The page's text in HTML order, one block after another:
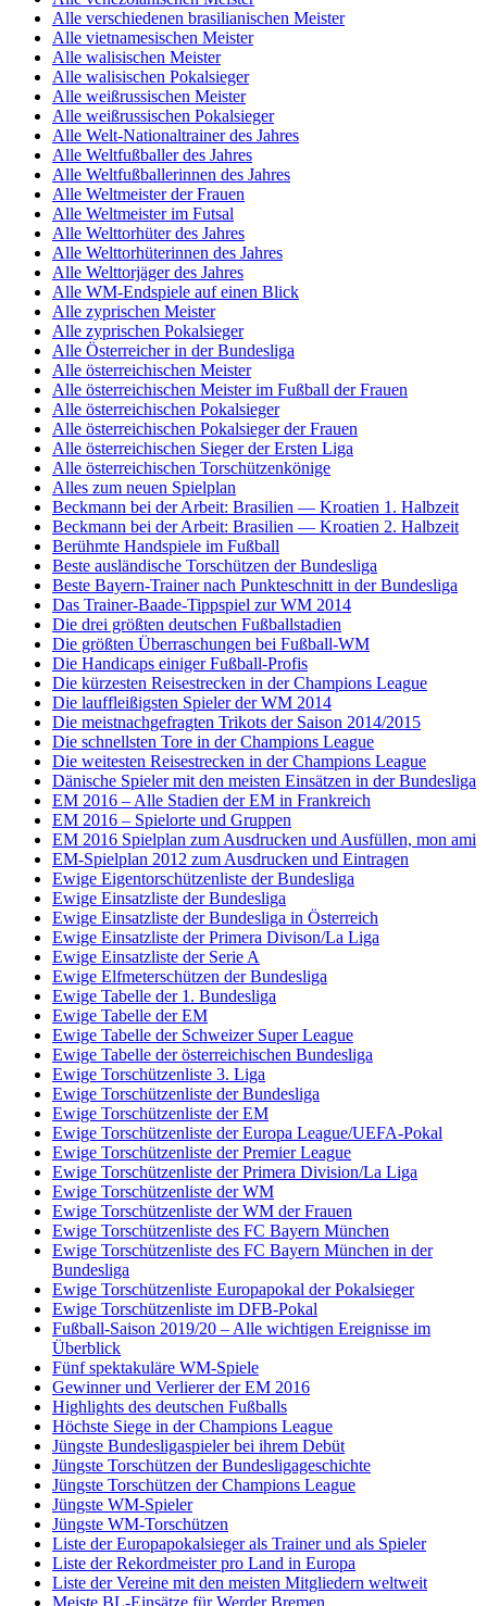
Alle verschiedenen brasilianischen Meister
Alle vietnamesischen Meister
Alle walisischen Meister
Alle walisischen Pokalsieger
Alle weißrussischen Meister
Alle weißrussischen Pokalsieger
Alle Welt-Nationaltrainer des Jahres
Alle Weltfußballer des Jahres
Alle Weltfußballerinnen des Jahres
Alle Weltmeister der Frauen
Alle Weltmeister im Futsal
Alle Welttorhüter des Jahres
Alle Welttorhüterinnen des Jahres
Alle Welttorjäger des Jahres
Alle WM-Endspiele auf einen Blick
Alle zyprischen Meister
Alle zyprischen Pokalsieger
Alle Österreicher in der Bundesliga
Alle österreichischen Meister
Alle österreichischen Meister im Fußball der Frauen
Alle österreichischen Pokalsieger
Alle österreichischen Pokalsieger der Frauen
Alle österreichischen Sieger der Ersten Liga
Alle österreichischen Torschützenkönige
Alles zum neuen Spielplan
Beckmann bei der Arbeit: Brasilien — Kroatien 1. Halbzeit
Beckmann bei der Arbeit: Brasilien — Kroatien 2. Halbzeit
Berühmte Handspiele im Fußball
Beste ausländische Torschützen der Bundesliga
Beste Bayern-Trainer nach Punkteschnitt in der Bundesliga
Das Trainer-Baade-Tippspiel zur WM 2014
Die drei größten deutschen Fußballstadien
Die größten Überraschungen bei Fußball-WM
Die Handicaps einiger Fußball-Profis
Die kürzesten Reisestrecken in der Champions League
Die lauffleißigsten Spieler der WM 2014
Die meistnachgefragten Trikots der Saison 2014/2015
Die schnellsten Tore in der Champions League
Die weitesten Reisestrecken in der Champions League
Dänische Spieler mit den meisten Einsätzen in der Bundesliga
EM 2016 – Alle Stadien der EM in Frankreich
EM 2016 – Spielorte und Gruppen
EM 2016 Spielplan zum Ausdrucken und Ausfüllen, mon ami
EM-Spielplan 2012 zum Ausdrucken und Eintragen
Ewige Eigentorschützenliste der Bundesliga
Ewige Einsatzliste der Bundesliga
Ewige Einsatzliste der Bundesliga in Österreich
Ewige Einsatzliste der Primera Divison/La Liga
Ewige Einsatzliste der Serie A
Ewige Elfmeterschützen der Bundesliga
Ewige Tabelle der 1. Bundesliga
Ewige Tabelle der EM
Ewige Tabelle der Schweizer Super League
Ewige Tabelle der österreichischen Bundesliga
Ewige Torschützenliste 3. Liga
Ewige Torschützenliste der Bundesliga
Ewige Torschützenliste der EM
Ewige Torschützenliste der Europa League/UEFA-Pokal
Ewige Torschützenliste der Premier League
Ewige Torschützenliste der Primera Division/La Liga
Ewige Torschützenliste der WM
Ewige Torschützenliste der WM der Frauen
Ewige Torschützenliste des FC Bayern München
Ewige Torschützenliste des FC Bayern München in der
Bundesliga
Ewige Torschützenliste Europapokal der Pokalsieger
Ewige Torschützenliste im DFB-Pokal
Fußball-Saison 2019/20 – Alle wichtigen Ereignisse im
Überblick
Fünf spektakuläre WM-Spiele
Gewinner und Verlierer der EM 2016
Highlights des deutschen Fußballs
Höchste Siege in der Champions League
Jüngste Bundesligaspieler bei ihrem Debüt
Jüngste Torschützen der Bundesligageschichte
Jüngste Torschützen der Champions League
Jüngste WM-Spieler
Jüngste WM-Torschützen
Liste der Europapokalsieger als Trainer und als Spieler
Liste der Rekordmeister pro Land in Europa
Liste der Vereine mit den meisten Mitgliedern weltweit
Meiste BL-Einsätze für Werder Bremen